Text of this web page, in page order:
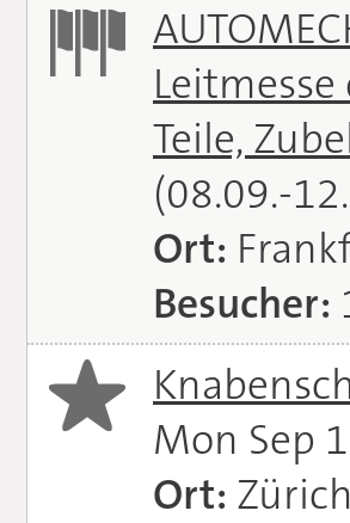
Teile,
(08.09.-
Ort:
Besucher:
Mon Sep
Ort: Zürich